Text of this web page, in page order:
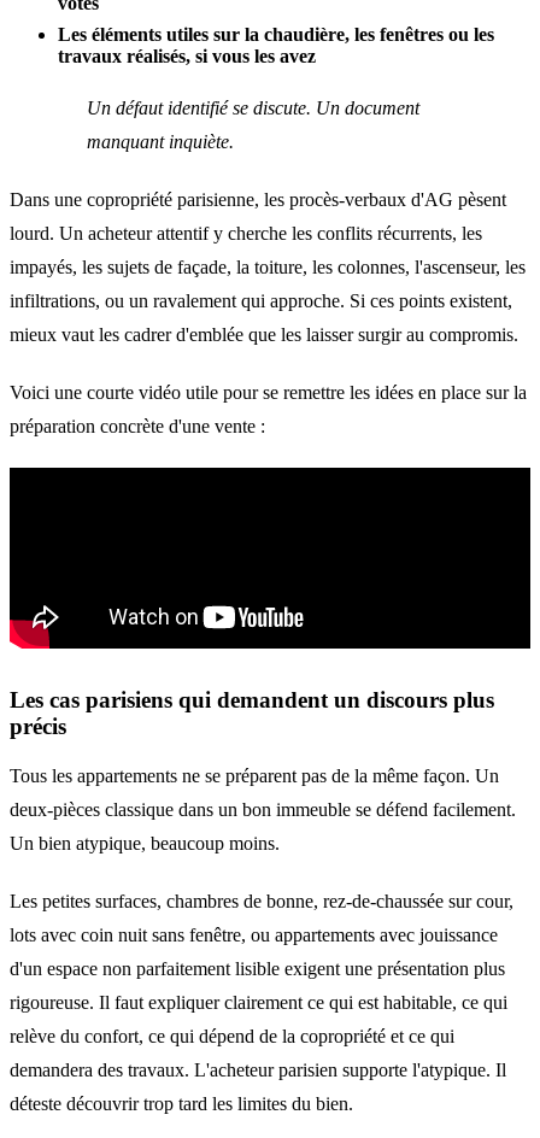
Les éléments utiles sur la chaudière, les fenêtres ou les
travaux réalisés, si vous les avez
Un défaut identifié se discute. Un document
manquant inquiète.
Dans une copropriété parisienne, les procès-verbaux d'AG pèsent
lourd. Un acheteur attentif y cherche les conflits récurrents, les
impayés, les sujets de façade, la toiture, les colonnes, l'ascenseur, les
infiltrations, ou un ravalement qui approche. Si ces points existent,
mieux vaut les cadrer d'emblée que les laisser surgir au compromis.
Voici une courte vidéo utile pour se remettre les idées en place sur la
préparation concrète d'une vente :
Les cas parisiens qui demandent un discours plus
précis
Tous les appartements ne se préparent pas de la même façon. Un
deux-pièces classique dans un bon immeuble se défend facilement.
Un bien atypique, beaucoup moins.
Les petites surfaces, chambres de bonne, rez-de-chaussée sur cour,
lots avec coin nuit sans fenêtre, ou appartements avec jouissance
d'un espace non parfaitement lisible exigent une présentation plus
rigoureuse. Il faut expliquer clairement ce qui est habitable, ce qui
relève du confort, ce qui dépend de la copropriété et ce qui
demandera des travaux. L'acheteur parisien supporte l'atypique. Il
déteste découvrir trop tard les limites du bien.